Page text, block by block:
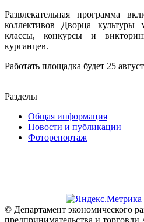
Развлекательная программа
коллективов Дворца культуры
классы, конкурсы и
курганцев.
Работать площадка будет 25
Разделы
Общая информация
Новости и публикации
Фоторепортаж
© Департамент экономического
предпринимательства и